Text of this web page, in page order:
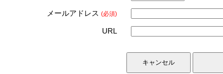
メールアドレス (必須)
URL